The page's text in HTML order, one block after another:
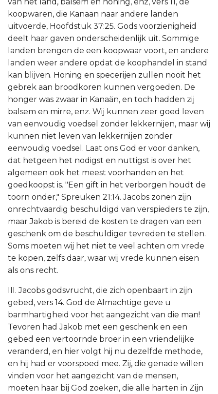
koopwaren, die Kanaän naar andere landen
uitvoerde, Hoofdstuk 37:25. Gods voorzienigheid
deelt haar gaven onderscheidenlijk uit. Sommige
landen brengen de een koopwaar voort, en andere
landen weer andere opdat de koophandel in stand
kan blijven. Honing en specerijen zullen nooit het
gebrek aan broodkoren kunnen vergoeden. De
honger was zwaar in Kanaän, en toch hadden zij
balsem en mirre, enz. Wij kunnen zeer goed leven
van eenvoudig voedsel zonder lekkernijen, maar wij
kunnen niet leven van lekkernijen zonder
eenvoudig voedsel. Laat ons God er voor danken,
dat hetgeen het nodigst en nuttigst is over het
algemeen ook het meest voorhanden en het
goedkoopst is. "Een gift in het verborgen houdt de
toorn onder," Spreuken 21:14. Jacobs zonen zijn
onrechtvaardig beschuldigd van verspieders te zijn,
maar Jakob is bereid de kosten te dragen van een
geschenk om de beschuldiger tevreden te stellen.
Soms moeten wij het niet te veel achten om vrede
te kopen, zelfs daar, waar wij vrede kunnen eisen
als ons recht.
III. Jacobs godsvrucht, die zich openbaart in zijn
gebed, vers 14. God de Almachtige geve u
barmhartigheid voor het aangezicht van die man!
Tevoren had Jakob met een geschenk en een
gebed een vertoornde broer in een vriendelijke
veranderd, en hier volgt hij nu dezelfde methode,
en hij had er voorspoed mee. Zij, die genade willen
vinden voor het aangezicht van de mensen,
moeten haar bij God zoeken, die alle harten in Zijn